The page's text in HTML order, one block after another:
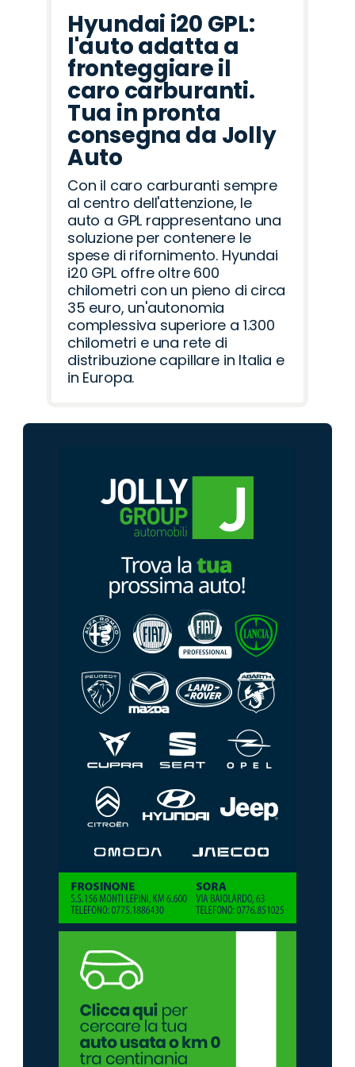
Hyundai i20 GPL:
l'auto adatta a
fronteggiare il
caro carburanti.
Tua in pronta
consegna da Jolly
Auto
Con il caro carburanti sempre
al centro dell'attenzione, le
auto a GPL rappresentano una
soluzione per contenere le
spese di rifornimento. Hyundai
i20 GPL offre oltre 600
chilometri con un pieno di circa
35 euro, un'autonomia
complessiva superiore a 1.300
chilometri e una rete di
distribuzione capillare in Italia e
in Europa.